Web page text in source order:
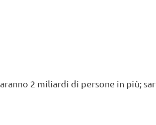
2 miliardi di persone in più;